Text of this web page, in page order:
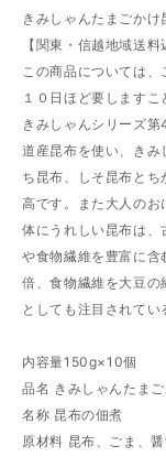
きみしゃんたまごかけ
【関東・信越地域送料
この商品については
１０日ほど要しますこ
きみしゃんシリーズ
道産昆布を使い、き
ち昆布、しそ昆布と
高です。また大人のお
体にうれしい昆布は
や食物繊維を豊富に
倍、食物繊維を大豆
としても注目されてい
内容量150g×10個
品名 きみしゃんたま
名称 昆布の佃煮
原材料 昆布、ごま、